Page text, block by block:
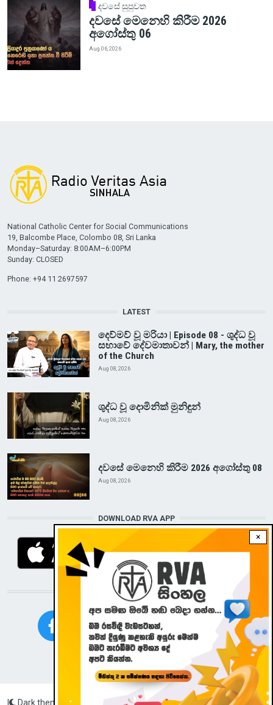
දවසේ සුපුවත
දවසේ මෙනෙහි කිරීම 2026
අගෝස්තු 06
Aug 06, 2026
×
National Catholic Center for Social Communications
19, Balcombe Place, Colombo 08, Sri Lanka
Monday–Saturday: 8:00AM–6:00PM
Sunday: CLOSED
Phone: +94 11 2697597
LATEST
දෙව්මව් වූ මරියා | Episode 08 - ශුද්ධ වූ
සභාවේ දේවමාතාවන් | Mary, the mother
of the Church
Aug 08, 2026
ශුද්ධ වූ දොමිනික් මුනිඳුන්
Aug 08, 2026
දවසේ මෙනෙහි කිරීම 2026 අගෝස්තු 08
Aug 08, 2026
DOWNLOAD RVA APP
STAY CONNECTED WITH US!
Dark theme